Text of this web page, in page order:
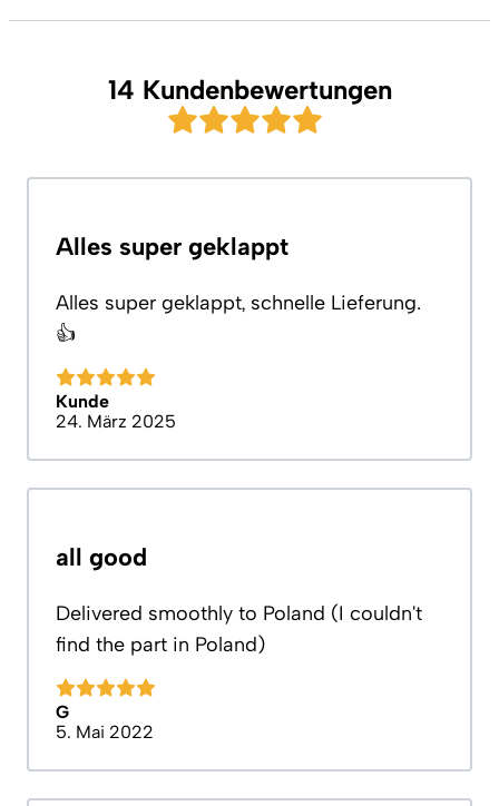
14 Kundenbewertungen
Alles super geklappt
Alles super geklappt, schnelle Lieferung.
👍
Kunde
24. März 2025
all good
Delivered smoothly to Poland (I couldn't
find the part in Poland)
G
5. Mai 2022